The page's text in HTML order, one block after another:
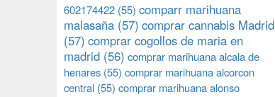
602174422 (55) comparr marihuana
malasaña (57) comprar cannabis Madrid
(57) comprar cogollos de maria en
madrid (56) comprar marihuana alcala de
henares (55) comprar marihuana alcorcon
central (55) comprar marihuana alonso